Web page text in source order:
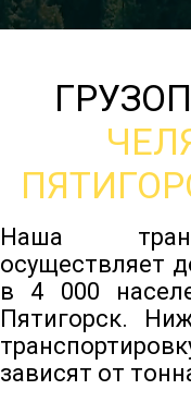
Наша
осуществляет
в 4 000
Пятигорск.
зависят от